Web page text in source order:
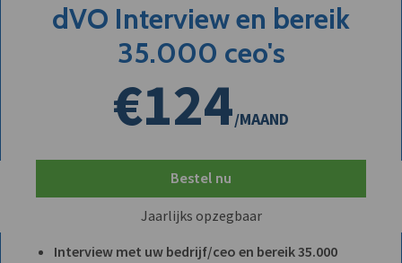
dVO Interview en bereik
35.000 ceo's
€124/MAAND
Bestel nu
Jaarlijks opzegbaar
Interview met uw bedrijf/ceo en bereik 35.000